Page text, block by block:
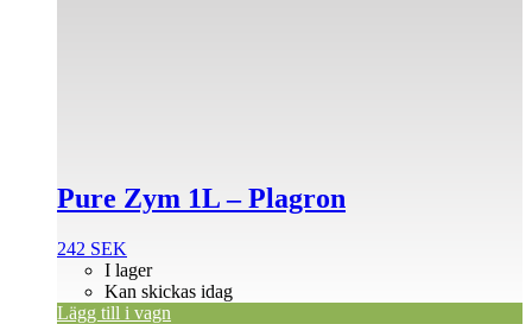
Pure Zym 1L – Plagron
242 SEK
I lager
Kan skickas idag
Lägg till i vagn